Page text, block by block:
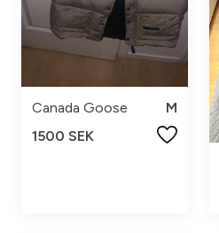
Canada Goose
M
1500 SEK